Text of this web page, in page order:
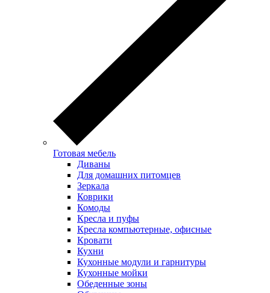
Готовая мебель
Диваны
Для домашних питомцев
Зеркала
Коврики
Комоды
Кресла и пуфы
Кресла компьютерные, офисные
Кровати
Кухни
Кухонные модули и гарнитуры
Кухонные мойки
Обеденные зоны